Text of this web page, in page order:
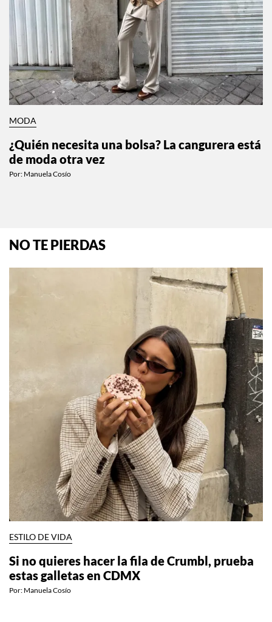
MODA
¿Quién necesita una bolsa? La cangurera está
de moda otra vez
Por: Manuela Cosío
NO TE PIERDAS
ESTILO DE VIDA
Si no quieres hacer la fila de Crumbl, prueba
estas galletas en CDMX
Por: Manuela Cosío